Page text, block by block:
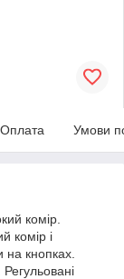
Оплата Умови
комір.
комір і
кнопках.